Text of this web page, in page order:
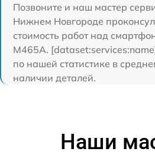
Позвоните и наш мастер
Нижнем Новгороде
стоимость работ над
M465A.
по нашей статистике в
наличии деталей.
Наши